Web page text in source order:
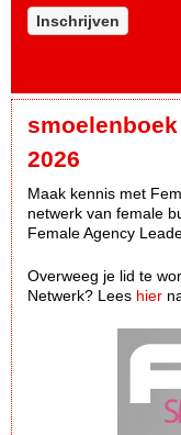
Inschrijven
2026
Maak kennis met
netwerk van female
Female Agency
Overweeg je lid te
Netwerk? Lees hier